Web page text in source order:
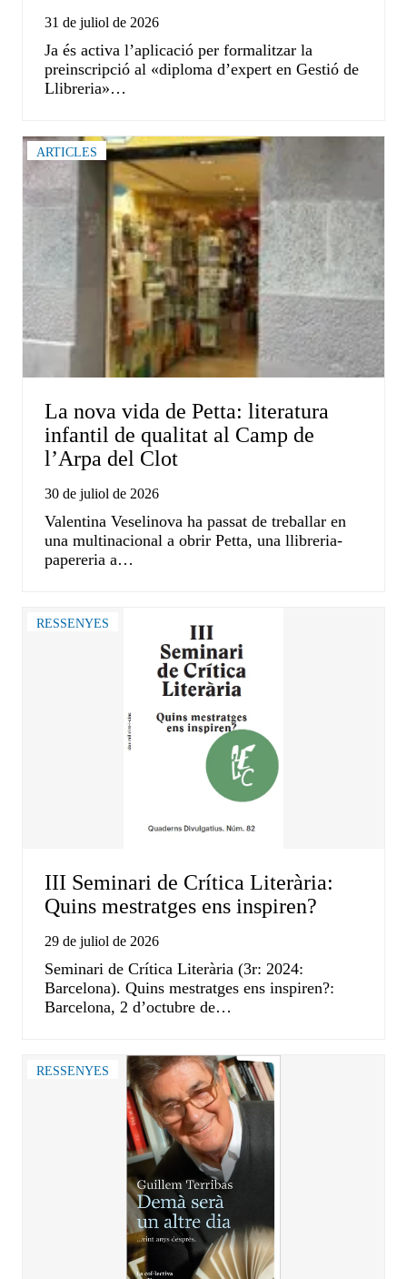
31 de juliol de 2026
Ja és activa l’aplicació per formalitzar la
preinscripció al «diploma d’expert en Gestió de
Llibreria»…
ARTICLES
La nova vida de Petta: literatura
infantil de qualitat al Camp de
l’Arpa del Clot
30 de juliol de 2026
Valentina Veselinova ha passat de treballar en
una multinacional a obrir Petta, una llibreria-
papereria a…
RESSENYES
III Seminari de Crítica Literària:
Quins mestratges ens inspiren?
29 de juliol de 2026
Seminari de Crítica Literària (3r: 2024:
Barcelona). Quins mestratges ens inspiren?:
Barcelona, 2 d’octubre de…
RESSENYES